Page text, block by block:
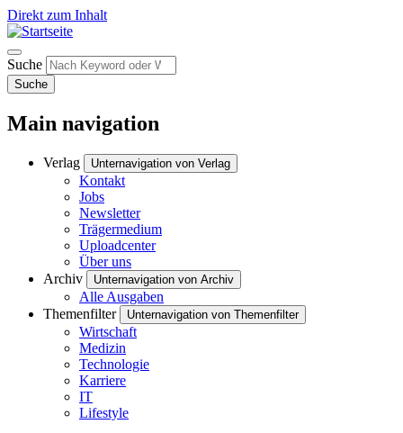
Direkt zum Inhalt
Suche
Suche
Main navigation
Verlag Unternavigation von Verlag
Kontakt
Jobs
Newsletter
Trägermedium
Uploadcenter
Über uns
Archiv
Unternavigation von Archiv
Alle Ausgaben
Themenfilter
Unternavigation von Themenfilter
Wirtschaft
Medizin
Technologie
Karriere
IT
Lifestyle